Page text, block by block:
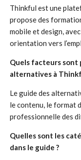
Thinkful est une
propose des
mobile et design,
orientation vers
Quels facteurs sont
alternatives à
Le guide des
le contenu, le format
professionnelle des
Quelles sont les
dans le guide ?